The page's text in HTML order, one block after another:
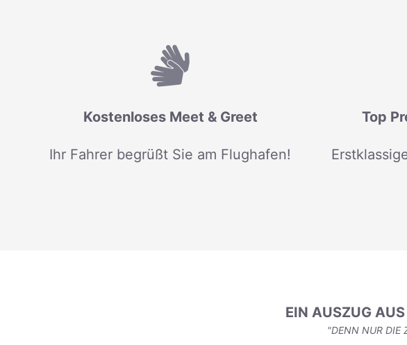
Kostenloses Meet & Greet
Ihr Fahrer begrüßt Sie am Flughafen!
Top
EIN AUSZUG
"DENN NUR DIE